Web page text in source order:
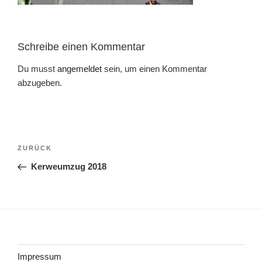
Schreibe einen Kommentar
Du musst angemeldet sein, um einen Kommentar
abzugeben.
Beitragsnavigation
Vorheriger
Beitrag
ZURÜCK
Kerweumzug 2018
Impressum